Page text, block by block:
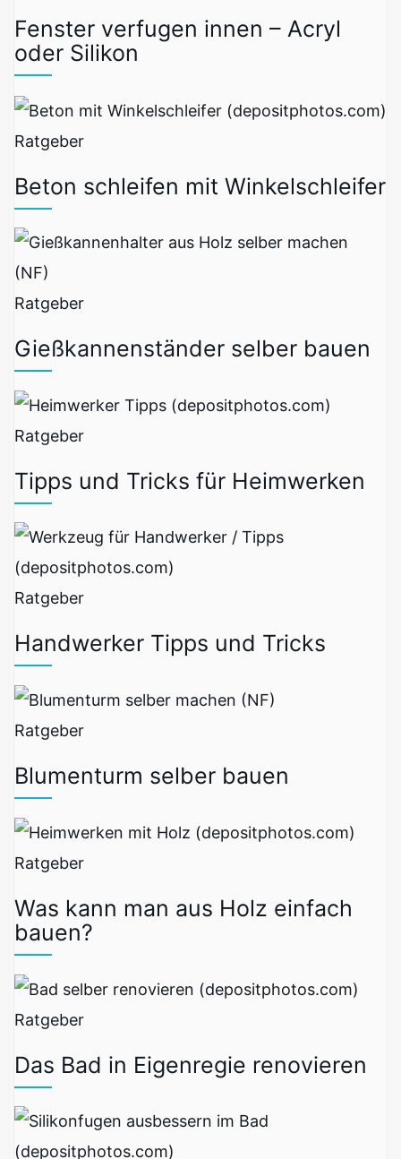
Fenster verfugen innen – Acryl
oder Silikon
Ratgeber
Beton schleifen mit Winkelschleifer
Ratgeber
Gießkannenständer selber bauen
Ratgeber
Tipps und Tricks für Heimwerken
Ratgeber
Handwerker Tipps und Tricks
Ratgeber
Blumenturm selber bauen
Ratgeber
Was kann man aus Holz einfach
bauen?
Ratgeber
Das Bad in Eigenregie renovieren